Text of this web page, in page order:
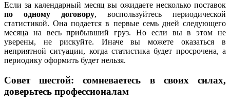
Если за календарный месяц вы ожидаете несколько поставок
по одному договору, воспользуйтесь периодической
статистикой. Она подается в первые семь дней следующего
месяца на весь прибывший груз. Но если вы в этом не
уверены, не рискуйте. Иначе вы можете оказаться в
неприятной ситуации, когда статистика будет просрочена, а
периодику оформить будет нельзя.
Совет шестой: сомневаетесь в своих силах,
доверьтесь профессионалам